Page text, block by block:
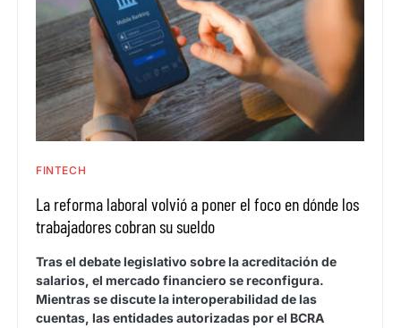
FINTECH
La reforma laboral volvió a poner el foco en dónde los
trabajadores cobran su sueldo
Tras el debate legislativo sobre la acreditación de
salarios, el mercado financiero se reconfigura.
Mientras se discute la interoperabilidad de las
cuentas, las entidades autorizadas por el BCRA